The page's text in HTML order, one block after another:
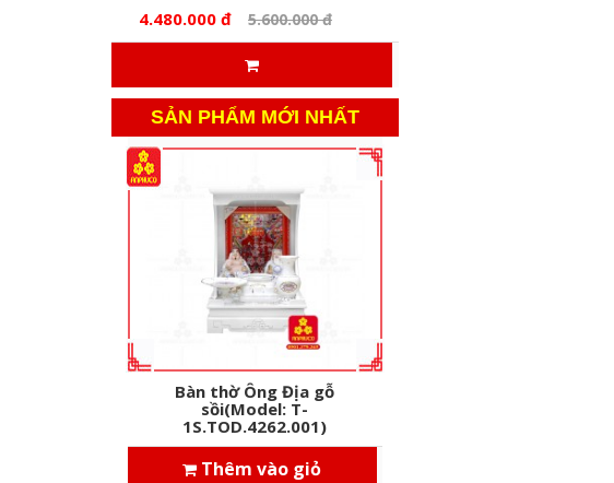
4.480.000 đ
5.600.000 đ
SẢN PHẨM MỚI NHẤT
Bàn thờ Ông Địa gỗ
sồi(Model: T-
1S.TOD.4262.001)
Thêm vào giỏ